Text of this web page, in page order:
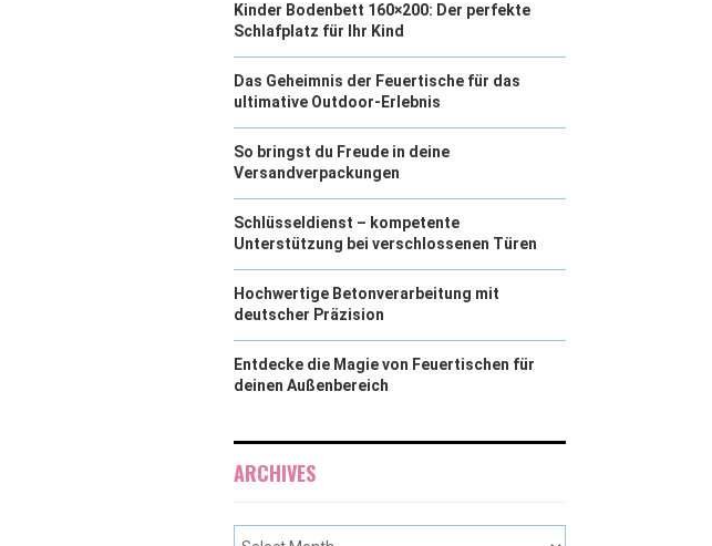
Kinder Bodenbett 160×200: Der perfekte
Schlafplatz für Ihr Kind
Das Geheimnis der Feuertische für das
ultimative Outdoor-Erlebnis
So bringst du Freude in deine
Versandverpackungen
Schlüsseldienst – kompetente
Unterstützung bei verschlossenen Türen
Hochwertige Betonverarbeitung mit
deutscher Präzision
Entdecke die Magie von Feuertischen für
deinen Außenbereich
ARCHIVES